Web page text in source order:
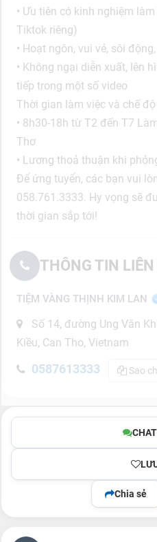
• Ưu tiên có kinh nghiệm
Tiktok riêng)
• Hoạt ngôn, vui vẻ, sôi
• Không ngại diễn xuất, lên
tiếp trong một số video
Thời gian làm việc và chế
• 8h30-18h từ T2 đến T7
Thơ
• Lương thoả thuận khi
Để ứng tuyển, các bạn vui
058.761.3333. Hy vọng sẽ
thời gian sắp tới!
THÔNG TIN LIÊN
TIỆM VÀNG THỊNH KIM LAN
Số 14, đường Ung Văn
Kiều, Can Tho, Vietnam
0587613333 Sao
Chia sẻ